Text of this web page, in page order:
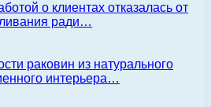
о клиентах отказалась от
ради…
раковин из натурального
интерьера…